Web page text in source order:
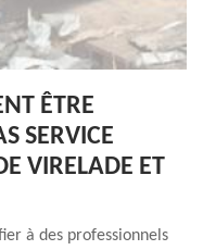
ÊTRE
SERVICE
VIRELADE ET
à des professionnels